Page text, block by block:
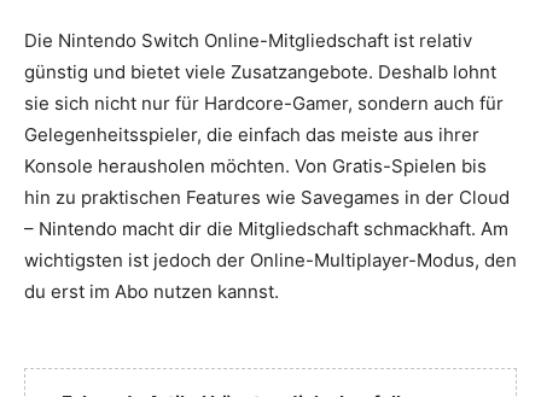
Die Nintendo Switch Online-Mitgliedschaft ist relativ
günstig und bietet viele Zusatzangebote. Deshalb lohnt
sie sich nicht nur für Hardcore-Gamer, sondern auch für
Gelegenheitsspieler, die einfach das meiste aus ihrer
Konsole herausholen möchten. Von Gratis-Spielen bis
hin zu praktischen Features wie Savegames in der Cloud
– Nintendo macht dir die Mitgliedschaft schmackhaft. Am
wichtigsten ist jedoch der Online-Multiplayer-Modus, den
du erst im Abo nutzen kannst.